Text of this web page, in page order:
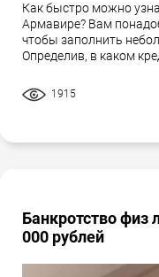
Как быстро можно
Армавире? Вам
чтобы заполнить
Определив, в каком
1915
Банкротство физ
000 рублей